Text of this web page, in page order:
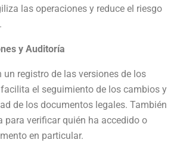
las operaciones y reduce el riesgo
y Auditoría
un registro de las versiones de los
el seguimiento de los cambios y
de los documentos legales. También
para verificar quién ha accedido o
en particular.